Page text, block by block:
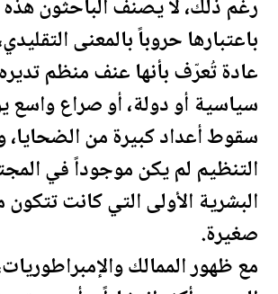
رغم ذلك، لا يصنف الباحثون
باعتبارها حروباً بالمعنى
عادة تُعرّف بأنها عنف منظم
سياسية أو دولة، أو صراع واسع
سقوط أعداد كبيرة من الضحايا،
التنظيم لم يكن موجوداً في
البشرية الأولى التي كانت
صغيرة.
مع ظهور الممالك